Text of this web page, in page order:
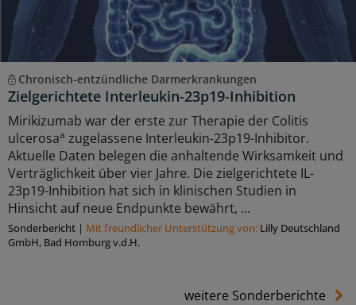
Chronisch-entzündliche Darmerkrankungen
Zielgerichtete Interleukin-23p19-Inhibition
Mirikizumab war der erste zur Therapie der Colitis
ulcerosaa zugelassene Interleukin-23p19-Inhibitor.
Aktuelle Daten belegen die anhaltende Wirksamkeit und
Verträglichkeit über vier Jahre. Die zielgerichtete IL-
23p19-Inhibition hat sich in klinischen Studien in
Hinsicht auf neue Endpunkte bewährt, ...
Sonderbericht | Mit freundlicher Unterstützung von: Lilly Deutschland
GmbH, Bad Homburg v.d.H.
weitere Sonderberichte